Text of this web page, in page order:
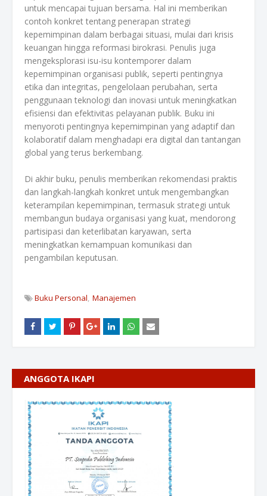
untuk mencapai tujuan bersama. Hal ini memberikan
contoh konkret tentang penerapan strategi
kepemimpinan dalam berbagai situasi, mulai dari krisis
keuangan hingga reformasi birokrasi. Penulis juga
mengeksplorasi isu-isu kontemporer dalam
kepemimpinan organisasi publik, seperti pentingnya
etika dan integritas, pengelolaan perubahan, serta
penggunaan teknologi dan inovasi untuk meningkatkan
efisiensi dan efektivitas pelayanan publik. Buku ini
menyoroti pentingnya kepemimpinan yang adaptif dan
kolaboratif dalam menghadapi era digital dan tantangan
global yang terus berkembang.
Di akhir buku, penulis memberikan rekomendasi praktis
dan langkah-langkah konkret untuk mengembangkan
keterampilan kepemimpinan, termasuk strategi untuk
membangun budaya organisasi yang kuat, mendorong
partisipasi dan keterlibatan karyawan, serta
meningkatkan kemampuan komunikasi dan
pengambilan keputusan.
Buku Personal Manajemen
ANGGOTA IKAPI